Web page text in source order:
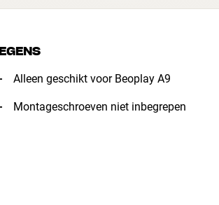
Alleen geschikt voor Beoplay A9
Montageschroeven niet inbegrepen